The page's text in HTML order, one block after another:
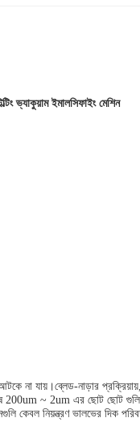
ভ্যাকুয়াম ইমালসিফাইং মেশিন
না যায়।ব্লেড-নাড়ার
200um ~ 2um এর ছোট ছোট
কেবল নিয়ন্ত্রণ ভালভের দিক